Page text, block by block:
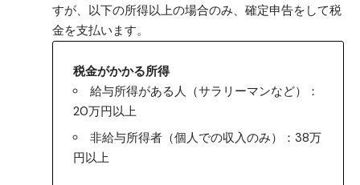
すが、以下の所得以上の場合のみ、確定申告をして税
金を支払います。
税金がかかる所得
給与所得がある人（サラリーマンなど）：
20万円以上
非給与所得者（個人での収入のみ）：38万
円以上